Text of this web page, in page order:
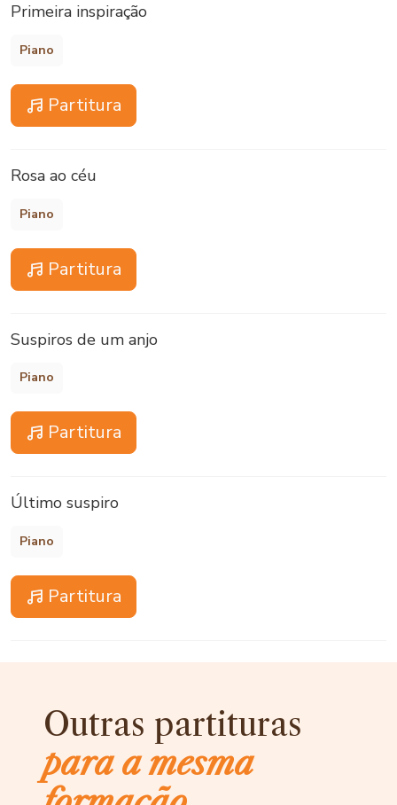
Primeira inspiração
Piano
Partitura
Rosa ao céu
Piano
Partitura
Suspiros de um anjo
Piano
Partitura
Último suspiro
Piano
Partitura
Outras partituras
para a mesma